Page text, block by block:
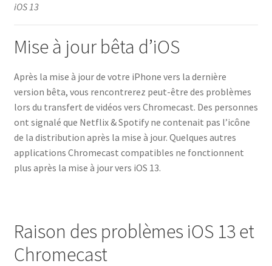
iOS 13
Mise à jour bêta d’iOS
Après la mise à jour de votre iPhone vers la dernière
version bêta, vous rencontrerez peut-être des problèmes
lors du transfert de vidéos vers Chromecast. Des personnes
ont signalé que Netflix & Spotify ne contenait pas l’icône
de la distribution après la mise à jour. Quelques autres
applications Chromecast compatibles ne fonctionnent
plus après la mise à jour vers iOS 13.
Raison des problèmes iOS 13 et
Chromecast